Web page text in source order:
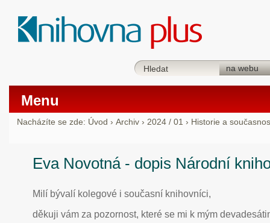
Menu
Nacházíte se zde: Úvod › Archiv › 2024 / 01 › Historie a
Eva Novotná - dopis Národní
Milí bývalí kolegové i současní knihovníci,
děkuji vám za pozornost, které se mi k mým